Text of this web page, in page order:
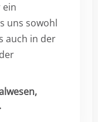
ein
uns sowohl
auch in der